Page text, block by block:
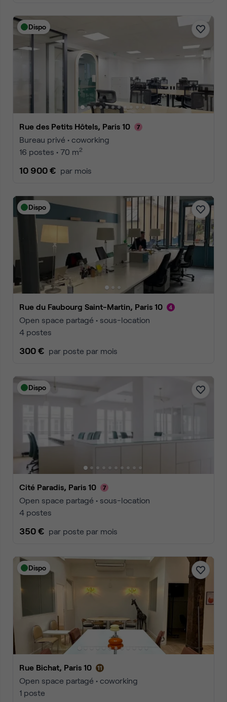
Dispo
Rue des Petits Hôtels, Paris 10
Bureau privé • coworking
16 postes • 70 m2
10 900 € par mois
Dispo
Rue du Faubourg Saint-Martin, Paris 10
Open space partagé • sous-location
4 postes
300 € par poste par mois
Dispo
Cité Paradis, Paris 10
Open space partagé • sous-location
4 postes
350 € par poste par mois
Dispo
Rue Bichat, Paris 10
Open space partagé • coworking
1 poste